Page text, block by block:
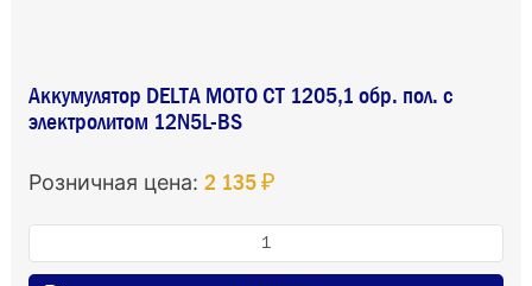
Аккумулятор DELTA MOTO CT 1205,1 обр. пол. с
электролитом 12N5L-BS
Розничная цена: 2 135 ₽